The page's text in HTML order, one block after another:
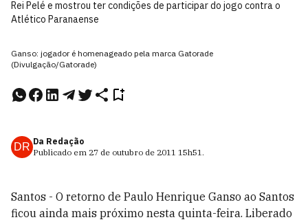
Rei Pelé e mostrou ter condições de participar do jogo contra o
Atlético Paranaense
Ganso: jogador é homenageado pela marca Gatorade
(Divulgação/Gatorade)
DR Da Redação
Publicado em 27 de outubro de 2011 15h51.
Santos - O retorno de Paulo Henrique Ganso ao Santos
ficou ainda mais próximo nesta quinta-feira. Liberado